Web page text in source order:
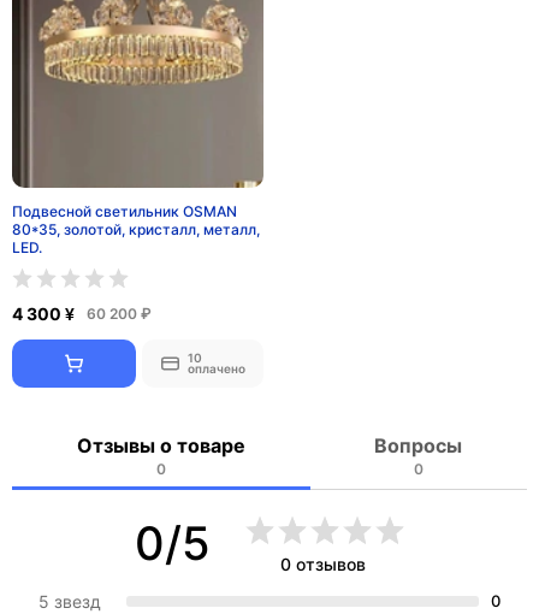
Подвесной светильник OSMAN
80*35, золотой, кристалл, металл,
LED.
4 300 ¥ 60 200 ₽
10
оплачено
Отзывы о товаре
0
Вопросы
0
0/5
0 отзывов
5 звезд
0